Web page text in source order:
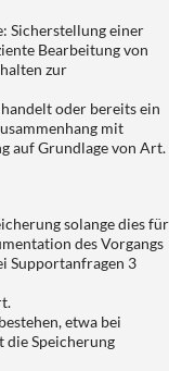
Sicherstellung einer
Bearbeitung von
zur
oder bereits ein
mit
auf Grundlage von Art.
solange dies für
des Vorgangs
Supportanfragen 3
etwa bei
die Speicherung